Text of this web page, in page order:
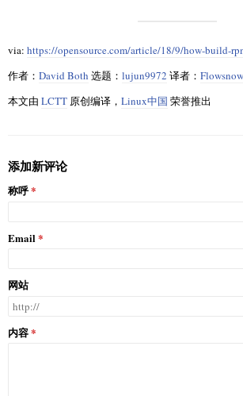
via: https://opensource.com/article/18/9/how-build-
作者： David Both 选题： lujun9972 译者： Flowsnow
本文由 LCTT 原创编译， Linux中国 荣誉推出
添加新评论
称呼
Email
网站
内容